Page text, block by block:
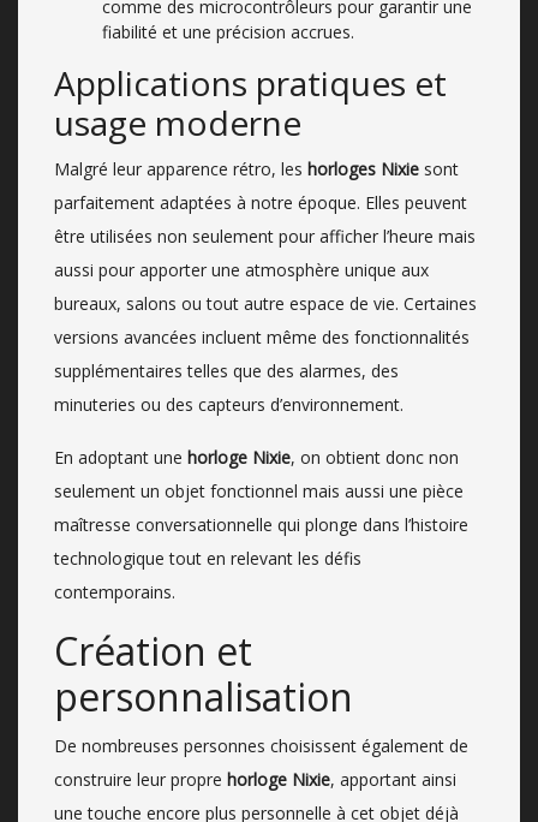
comme des microcontrôleurs pour garantir une
fiabilité et une précision accrues.
Applications pratiques et
usage moderne
Malgré leur apparence rétro, les horloges Nixie sont
parfaitement adaptées à notre époque. Elles peuvent
être utilisées non seulement pour afficher l’heure mais
aussi pour apporter une atmosphère unique aux
bureaux, salons ou tout autre espace de vie. Certaines
versions avancées incluent même des fonctionnalités
supplémentaires telles que des alarmes, des
minuteries ou des capteurs d’environnement.
En adoptant une horloge Nixie, on obtient donc non
seulement un objet fonctionnel mais aussi une pièce
maîtresse conversationnelle qui plonge dans l’histoire
technologique tout en relevant les défis
contemporains.
Création et
personnalisation
De nombreuses personnes choisissent également de
construire leur propre horloge Nixie, apportant ainsi
une touche encore plus personnelle à cet objet déjà